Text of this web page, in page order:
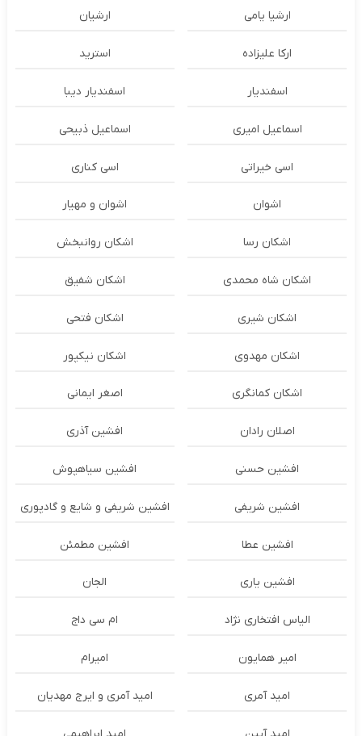
ارشیا یامی ارشیان
ارکا علیزاده استرید
اسفندیار اسفندیار دیبا
اسماعیل امیری اسماعیل ذبیحی
اسی خیراتی اسی کناری
اشوان اشوان و مهیار
اشکان رسا اشکان روانبخش
اشکان شاه محمدی اشکان شفیق
اشکان شیری اشکان فتحی
اشکان مهدوی اشکان نیکپور
اشکان‌ کمانگری اصغر ایمانی
اصلان رادان افشین آذری
افشین حسنی افشین سیاهپوش
افشین شریفی افشین شریفی و شایع و گادپوری
افشین عطا افشین مطمئن
افشین یاری الجان
الیاس افتخاری نژاد ام سی داج
امير همايون اميرام
امید آمری امید آمری و ایرج مهدیان